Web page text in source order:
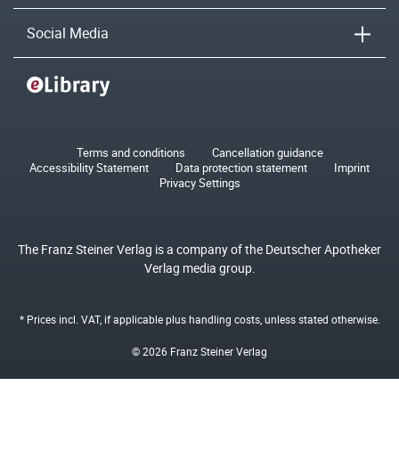
Social Media
Terms and conditions
Cancellation guidance
Accessibility Statement
Data protection statement
Imprint
Privacy Settings
The Franz Steiner Verlag is a company of the Deutscher Apotheker
Verlag media group.
* Prices incl. VAT, if applicable plushandling costs, unless stated otherwise.
© 2026 Franz Steiner Verlag